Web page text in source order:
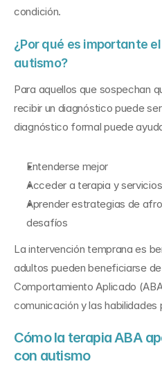
condición.
¿Por qué es importante
autismo?
Para aquellos que sospechan
recibir un diagnóstico puede
diagnóstico formal puede
Entenderse mejor
Acceder a terapia y
Aprender estrategias de
desafíos
La intervención temprana es
adultos pueden beneficiarse
Comportamiento Aplicado
comunicación y las habilidades
Cómo la terapia ABA
con autismo